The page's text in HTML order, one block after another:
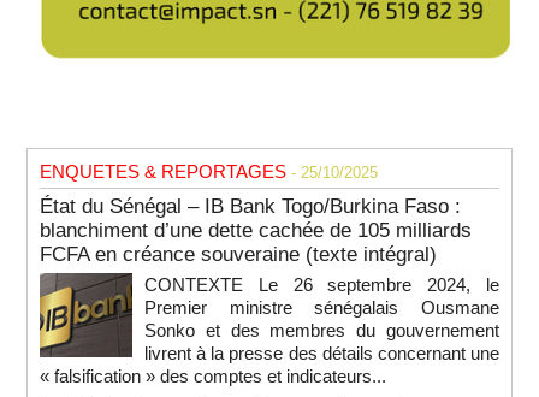
ENQUETES & REPORTAGES - 25/10/2025
État du Sénégal – IB Bank Togo/Burkina Faso :
blanchiment d’une dette cachée de 105 milliards
FCFA en créance souveraine (texte intégral)
CONTEXTE Le 26 septembre 2024, le
Premier ministre sénégalais Ousmane
Sonko et des membres du gouvernement
livrent à la presse des détails concernant une
« falsification » des comptes et indicateurs...